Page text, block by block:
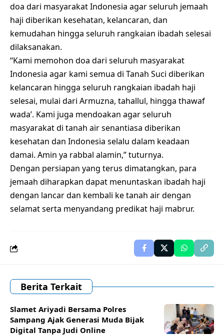
doa dari masyarakat Indonesia agar seluruh jemaah
haji diberikan kesehatan, kelancaran, dan
kemudahan hingga seluruh rangkaian ibadah selesai
dilaksanakan.
“Kami memohon doa dari seluruh masyarakat
Indonesia agar kami semua di Tanah Suci diberikan
kelancaran hingga seluruh rangkaian ibadah haji
selesai, mulai dari Armuzna, tahallul, hingga thawaf
wada’. Kami juga mendoakan agar seluruh
masyarakat di tanah air senantiasa diberikan
kesehatan dan Indonesia selalu dalam keadaan
damai. Amin ya rabbal alamin,” tuturnya.
Dengan persiapan yang terus dimatangkan, para
jemaah diharapkan dapat menuntaskan ibadah haji
dengan lancar dan kembali ke tanah air dengan
selamat serta menyandang predikat haji mabrur.
Berita Terkait
Slamet Ariyadi Bersama Polres
Sampang Ajak Generasi Muda Bijak
Digital Tanpa Judi Online